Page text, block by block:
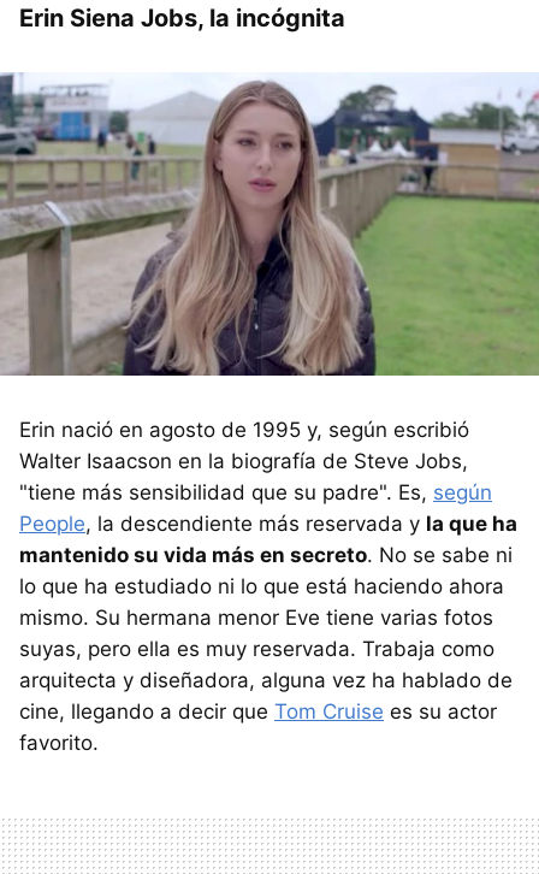
Erin Siena Jobs, la incógnita
Erin nació en agosto de 1995 y, según escribió
Walter Isaacson en la biografía de Steve Jobs,
"tiene más sensibilidad que su padre". Es, según
People, la descendiente más reservada y la que ha
mantenido su vida más en secreto. No se sabe ni
lo que ha estudiado ni lo que está haciendo ahora
mismo. Su hermana menor Eve tiene varias fotos
suyas, pero ella es muy reservada. Trabaja como
arquitecta y diseñadora, alguna vez ha hablado de
cine, llegando a decir que Tom Cruise es su actor
favorito.